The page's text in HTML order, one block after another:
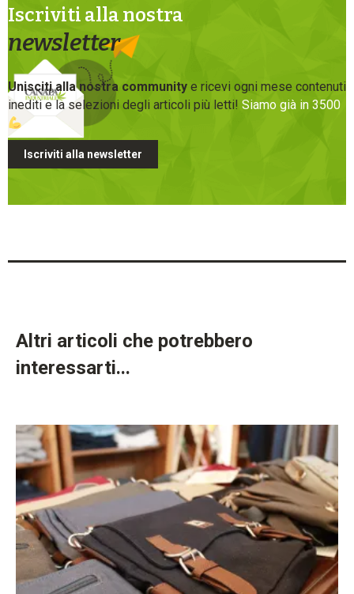
Iscriviti alla nostra
newsletter
Unisciti alla nostra community e ricevi ogni mese contenuti
inediti e la selezioni degli articoli più letti! Siamo già in 3500
Iscriviti alla newsletter
Altri articoli che potrebbero
interessarti...